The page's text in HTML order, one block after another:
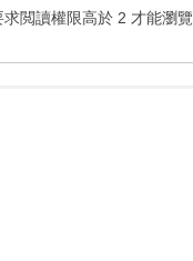
閲讀權限高於 2 才能瀏覽